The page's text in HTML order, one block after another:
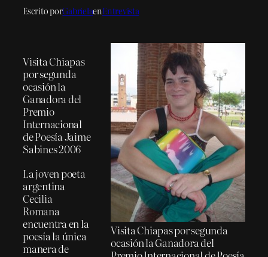
Escrito porGabrielaenEntrevista
Visita Chiapas por segunda
ocasión la Ganadora del
Visita Chiapas
por segunda
ocasión la
Ganadora del
Premio
Internacional
de Poesía Jaime
Sabines 2006
La joven poeta
argentina
Cecilia
Romana
encuentra en la
poesía la única
manera de